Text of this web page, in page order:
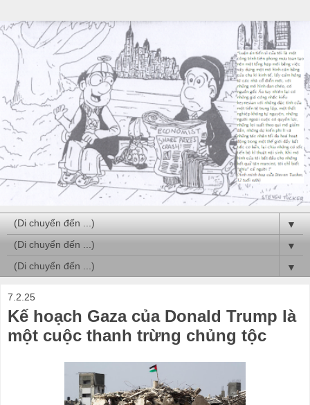
▼
▼
▼
7.2.25
Kế hoạch Gaza của Donald Trump là
một cuộc thanh trừng chủng tộc